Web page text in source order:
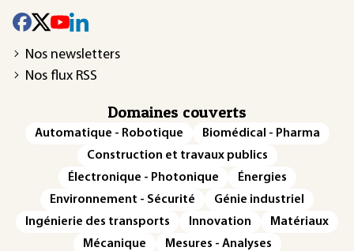
Nos newsletters
Nos flux RSS
Domaines couverts
Automatique - Robotique
Biomédical - Pharma
Construction et travaux publics
Électronique - Photonique
Énergies
Environnement - Sécurité
Génie industriel
Ingénierie des transports
Innovation
Matériaux
Mécanique
Mesures - Analyses